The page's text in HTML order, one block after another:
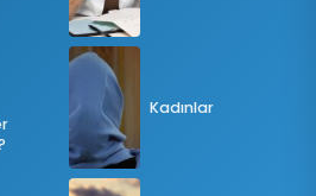
Kadınlar